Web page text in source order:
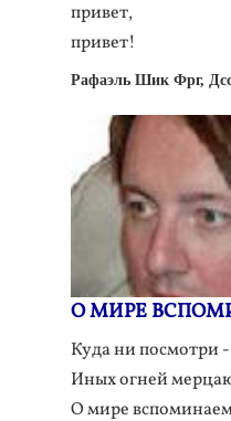
привет,
привет!
Рафаэль Шик Фрг,
О МИРЕ
Куда ни посмотри
Иных огней
О мире